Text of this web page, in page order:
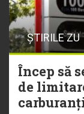
ȘTIRILE ZU
Încep să
de